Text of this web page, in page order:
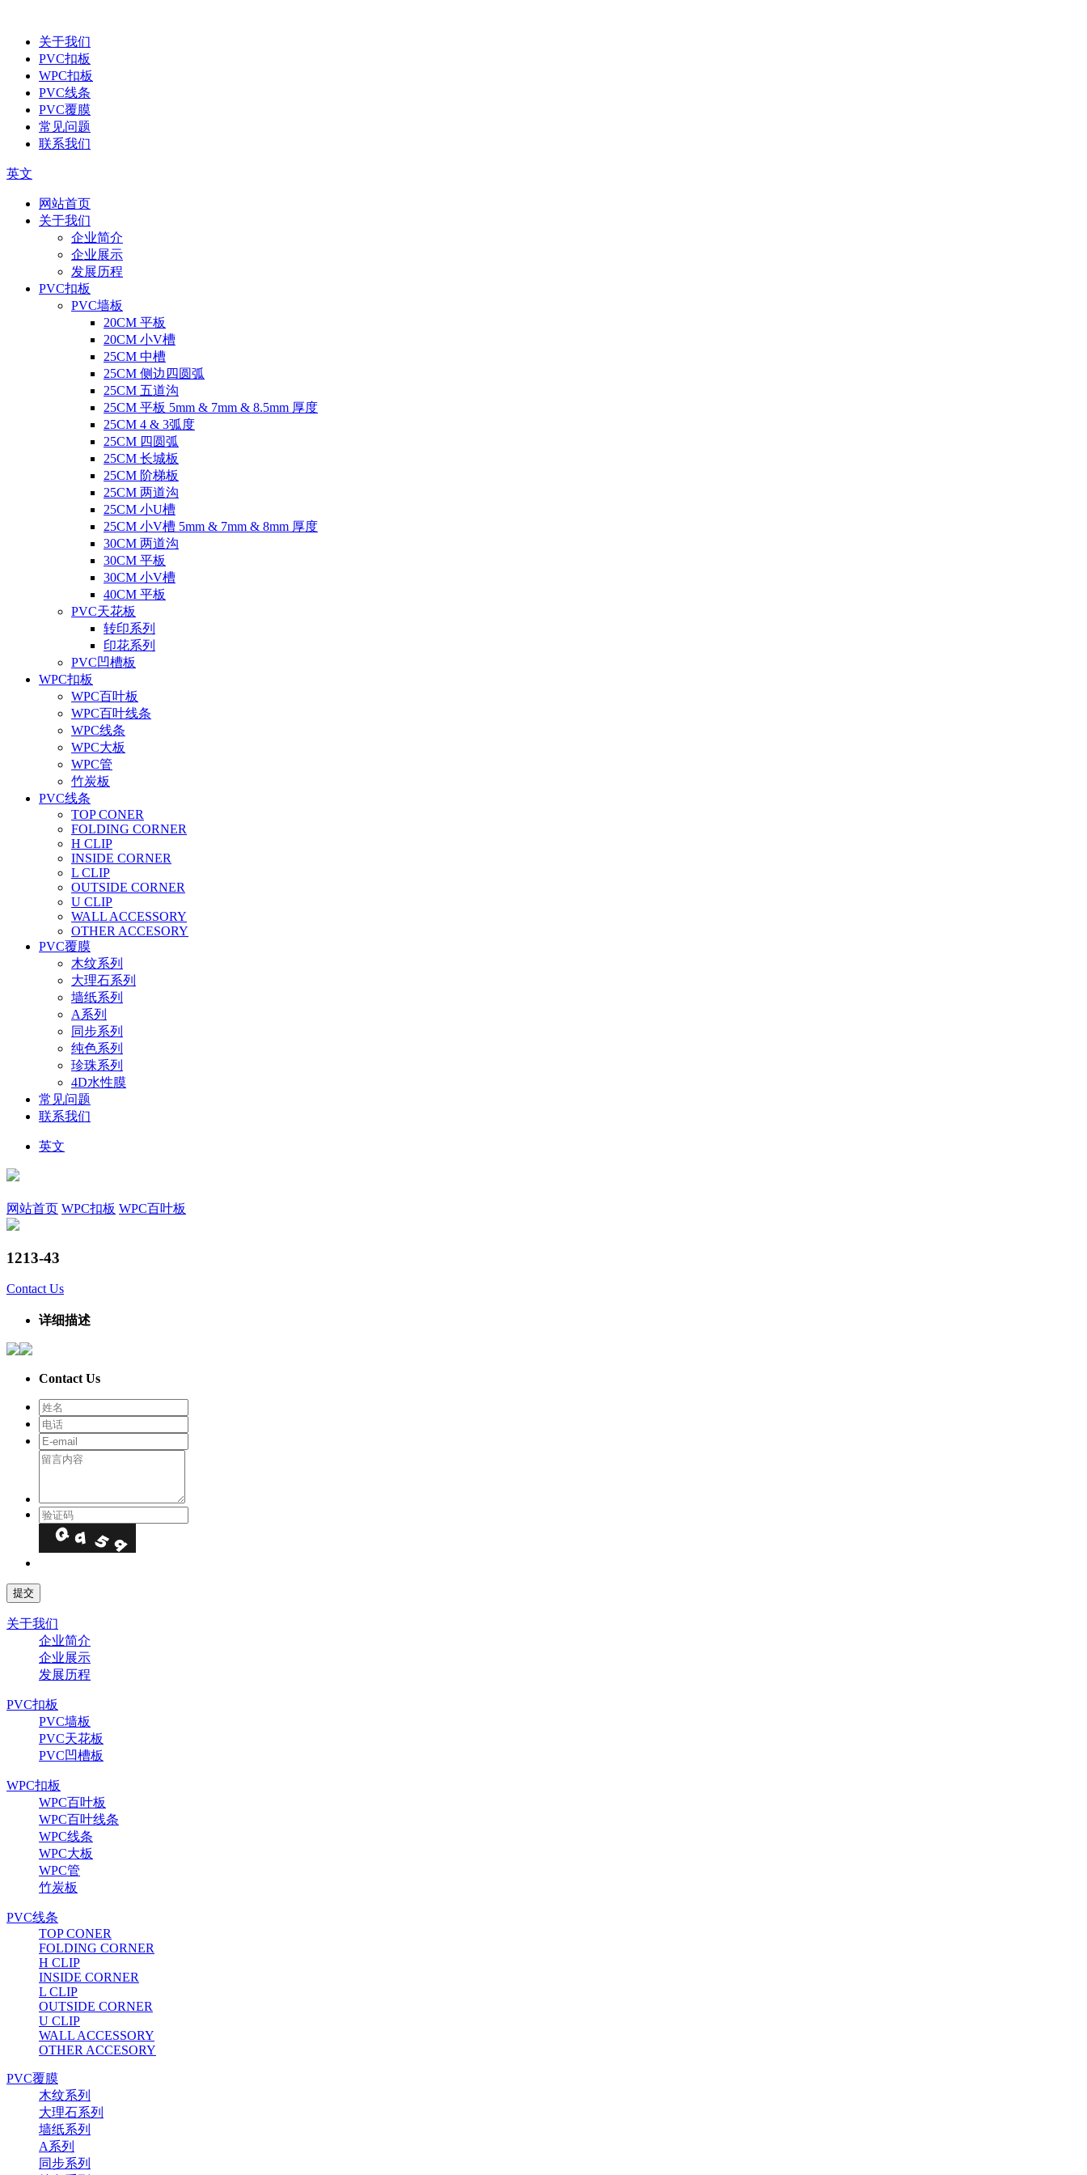
关于我们
PVC扣板
WPC扣板
PVC线条
PVC覆膜
常见问题
联系我们
英文
网站首页
关于我们
企业简介
企业展示
发展历程
PVC扣板
PVC墙板
20CM 平板
20CM 小V槽
25CM 中槽
25CM 侧边四圆弧
25CM 五道沟
25CM 平板 5mm & 7mm & 8.5mm 厚度
25CM 4 & 3弧度
25CM 四圆弧
25CM 长城板
25CM 阶梯板
25CM 两道沟
25CM 小U槽
25CM 小V槽 5mm & 7mm & 8mm 厚度
30CM 两道沟
30CM 平板
30CM 小V槽
40CM 平板
PVC天花板
转印系列
印花系列
PVC凹槽板
WPC扣板
WPC百叶板
WPC百叶线条
WPC线条
WPC大板
WPC管
竹炭板
PVC线条
TOP CONER
FOLDING CORNER
H CLIP
INSIDE CORNER
L CLIP
OUTSIDE CORNER
U CLIP
WALL ACCESSORY
OTHER ACCESORY
PVC覆膜
木纹系列
大理石系列
墙纸系列
A系列
同步系列
纯色系列
珍珠系列
4D水性膜
常见问题
联系我们
英文
网站首页 WPC扣板 WPC百叶板
1213-43
Contact Us
详细描述
Contact Us
关于我们
企业简介
企业展示
发展历程
PVC扣板
PVC墙板
PVC天花板
PVC凹槽板
WPC扣板
WPC百叶板
WPC百叶线条
WPC线条
WPC大板
WPC管
竹炭板
PVC线条
TOP CONER
FOLDING CORNER
H CLIP
INSIDE CORNER
L CLIP
OUTSIDE CORNER
U CLIP
WALL ACCESSORY
OTHER ACCESORY
PVC覆膜
木纹系列
大理石系列
墙纸系列
A系列
同步系列